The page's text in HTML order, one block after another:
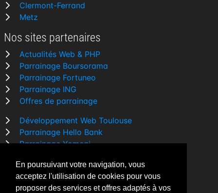
En poursuivant votre navigation, vous
acceptez l'utilisation de cookies pour vous
proposer des services et offres adaptés à vos
Clermont-Ferrand
Metz
Nos sites partenaires
Actualités Web & PHP
Parrainage Boursorama
Parrainage Fortuneo
Parrainage ING
Offres de parrainage
Développement Web Toulouse
Parrainage Hello Bank
Parrainage Yomoni
Comparatif banque